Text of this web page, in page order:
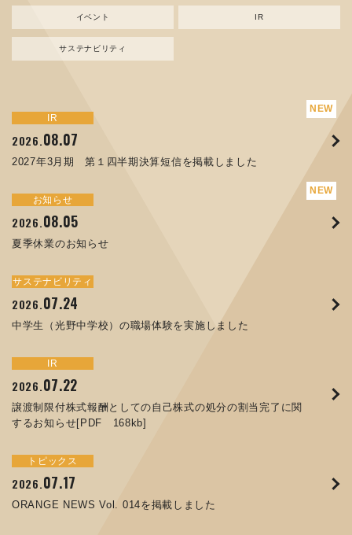
イベント IR
サステナビリティ
IR
2026.08.07
2027年3月期 第１四半期決算短信を掲載しました
お知らせ
2026.08.05
夏季休業のお知らせ
サステナビリティ
2026.07.24
中学生（光野中学校）の職場体験を実施しました
IR
2026.07.22
譲渡制限付株式報酬としての自己株式の処分の割当完了に関
するお知らせ[PDF 168kb]
トピックス
2026.07.17
ORANGE NEWS Vol. 014を掲載しました
新規事業
2024.04.10
資源ごみAI 自動選別機 販売開始のお知らせ
お知らせ
2026.08.05
夏季休業のお知らせ
お知らせ
2025.11.17
コラムを更新しました：MECT2025(メカトロテックジャパ
お知らせ
2025. 09.02
お知らせ
2025.05.29
コラムを更新しました：MEX金沢2025(第61回機械工業見本
お知らせ
2025.05.15
トピックス
2026.07.17
ORANGE NEWS Vol. 014を掲載しました
トピックス
2026.04.17
ORANGE NEWS Vol. 013を掲載しました
トピックス
2025.10.01
高松流技Vol.25を掲載しました
トピックス
2025.09.10
ORANGE NEWS Vol. 011を掲載しました
2025.07.31
ORANGE NEWS Vol. 010を掲載しました
イベント
2026.04.03
MEX金沢2026 出展のご案内 ※終了しました
イベント
2025.08.29
MECT 2025 出展のご案内 ※終了しました
イベント
2025.04.16
MEX金沢2025 出展のご案内 ※終了しました
イベント
2024.09.26
JIMTOF2024 出展のご案内 ※終了しました
2024.05.13
MEX金沢2024 学生向け会社説明コーナー予約のご案内 ※
終了しました
IR
2026.08.07
2027年3月期 第１四半期決算短信を掲載しました
IR
2026.07.22
譲渡制限付株式報酬としての自己株式の処分の割当完了に関
IR
2026. 07.07
IR
2026.07.01
コーポレートガバナンス報告書を更新しました
IR
2026.06.26
第65回定時株主総会のご報告を掲載しました
サステナビリティ
2026.07.24
中学生（光野中学校）の職場体験を実施しました
サステナビリティ
2026.06.12
人材戦略を策定しました
サステナビリティ
2026.03.26
「健康経営優良法人２０２６（大規模法人部門）」に認定さ
サステナビリティ
2025.12.09
令和７年度石川県ワークライフバランス企業知事表彰「優良
サステナビリティ
2025.12.04